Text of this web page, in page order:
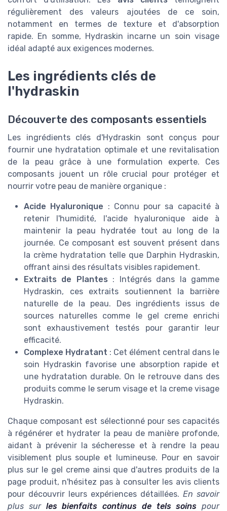
régulièrement des valeurs ajoutées de ce soin,
notamment en termes de texture et d'absorption
rapide. En somme, Hydraskin incarne un soin visage
idéal adapté aux exigences modernes.
Les ingrédients clés de
l'hydraskin
Découverte des composants essentiels
Les ingrédients clés d'Hydraskin sont conçus pour
fournir une hydratation optimale et une revitalisation
de la peau grâce à une formulation experte. Ces
composants jouent un rôle crucial pour protéger et
nourrir votre peau de manière organique :
Acide Hyaluronique : Connu pour sa capacité à
retenir l'humidité, l'acide hyaluronique aide à
maintenir la peau hydratée tout au long de la
journée. Ce composant est souvent présent dans
la crème hydratation telle que Darphin Hydraskin,
offrant ainsi des résultats visibles rapidement.
Extraits de Plantes : Intégrés dans la gamme
Hydraskin, ces extraits soutiennent la barrière
naturelle de la peau. Des ingrédients issus de
sources naturelles comme le gel creme enrichi
sont exhaustivement testés pour garantir leur
efficacité.
Complexe Hydratant : Cet élément central dans le
soin Hydraskin favorise une absorption rapide et
une hydratation durable. On le retrouve dans des
produits comme le serum visage et la creme visage
Hydraskin.
Chaque composant est sélectionné pour ses capacités
à régénérer et hydrater la peau de manière profonde,
aidant à prévenir la sécheresse et à rendre la peau
visiblement plus souple et lumineuse. Pour en savoir
plus sur le gel creme ainsi que d'autres produits de la
page produit, n'hésitez pas à consulter les avis clients
pour découvrir leurs expériences détaillées. En savoir
plus sur les bienfaits continus de tels soins pour